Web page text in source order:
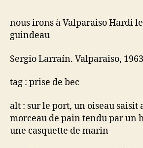
nous irons à Valparaiso Hardi
guindeau
Sergio Larraín. Valparaiso, 1963
tag : prise de bec
alt : sur le port, un oiseau saisit
morceau de pain tendu par un
une casquette de marin